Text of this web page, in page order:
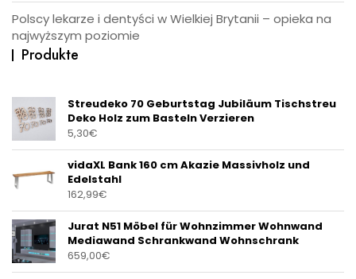
Polscy lekarze i dentyści w Wielkiej Brytanii – opieka na
najwyższym poziomie
Produkte
Streudeko 70 Geburtstag Jubiläum Tischstreu
Deko Holz zum Basteln Verzieren
5,30€
vidaXL Bank 160 cm Akazie Massivholz und
Edelstahl
162,99€
Jurat N51 Möbel für Wohnzimmer Wohnwand
Mediawand Schrankwand Wohnschrank
659,00€